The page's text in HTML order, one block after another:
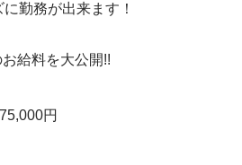
勤務が出来ます！
給料を大公開!!
円